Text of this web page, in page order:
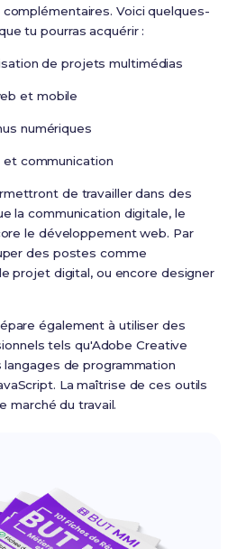
Voici quelques-
tu pourras acquérir :
de projets multimédias
et mobile
numériques
communication
de travailler dans des
la communication digitale, le
le développement web. Par
des postes comme
projet digital, ou encore designer
également à utiliser des
tels qu'Adobe Creative
de programmation
La maîtrise de ces outils
marché du travail.